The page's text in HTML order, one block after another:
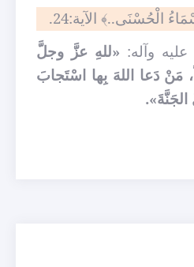
الْحُسْنَى..﴾ الآية:24.
وآله: «للهِ عزَّ وجلَّ
دَعا اللهَ بِها اسْتَجابَ